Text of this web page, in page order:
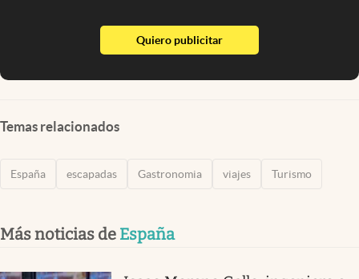
Quiero publicitarabre en nueva pestaña
Temas relacionados
España escapadas Gastronomia viajes Turismo
Más noticias de España